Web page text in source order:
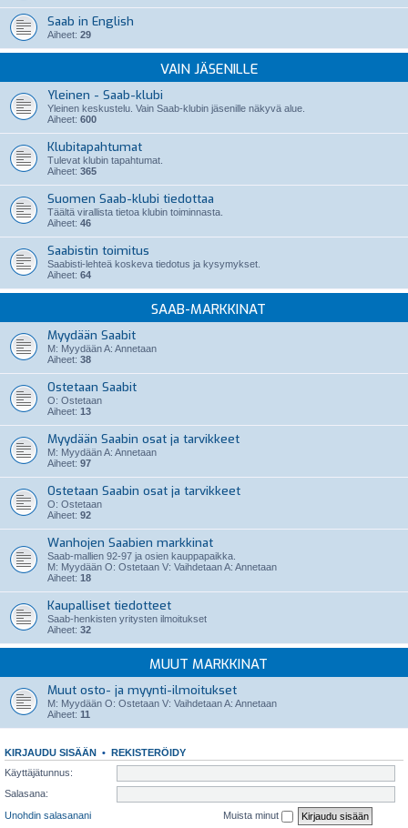
Saab in English
Aiheet: 29
VAIN JÄSENILLE
Yleinen - Saab-klubi
Yleinen keskustelu. Vain Saab-klubin jäsenille näkyvä alue.
Aiheet: 600
Klubitapahtumat
Tulevat klubin tapahtumat.
Aiheet: 365
Suomen Saab-klubi tiedottaa
Täältä virallista tietoa klubin toiminnasta.
Aiheet: 46
Saabistin toimitus
Saabisti-lehteä koskeva tiedotus ja kysymykset.
Aiheet: 64
SAAB-MARKKINAT
Myydään Saabit
M: Myydään A: Annetaan
Aiheet: 38
Ostetaan Saabit
O: Ostetaan
Aiheet: 13
Myydään Saabin osat ja tarvikkeet
M: Myydään A: Annetaan
Aiheet: 97
Ostetaan Saabin osat ja tarvikkeet
O: Ostetaan
Aiheet: 92
Wanhojen Saabien markkinat
Saab-mallien 92-97 ja osien kauppapaikka.
M: Myydään O: Ostetaan V: Vaihdetaan A: Annetaan
Aiheet: 18
Kaupalliset tiedotteet
Saab-henkisten yritysten ilmoitukset
Aiheet: 32
MUUT MARKKINAT
Muut osto- ja myynti-ilmoitukset
M: Myydään O: Ostetaan V: Vaihdetaan A: Annetaan
Aiheet: 11
KIRJAUDU SISÄÄN • REKISTERÖIDY
Käyttäjätunnus:
Salasana:
Unohdin salasanani
Muista minut